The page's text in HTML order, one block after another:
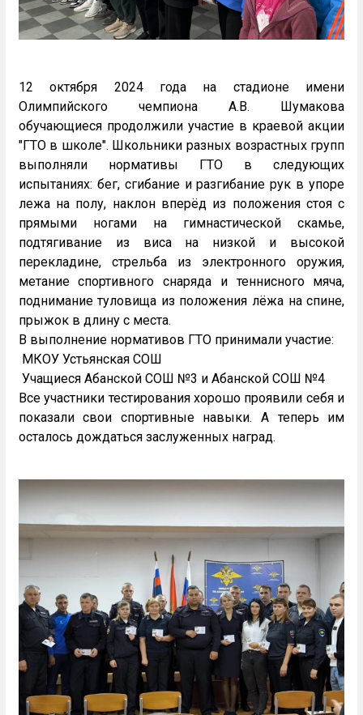
12 октября 2024 года на стадионе имени
Олимпийского чемпиона А.В. Шумакова
обучающиеся продолжили участие в краевой акции
"ГТО в школе". Школьники разных возрастных групп
выполняли нормативы ГТО в следующих
испытаниях: бег, сгибание и разгибание рук в упоре
лежа на полу, наклон вперёд из положения стоя с
прямыми ногами на гимнастической скамье,
подтягивание из виса на низкой и высокой
перекладине, стрельба из электронного оружия,
метание спортивного снаряда и теннисного мяча,
поднимание туловища из положения лёжа на спине,
прыжок в длину с места.
В выполнение нормативов ГТО принимали участие:
МКОУ Устьянская СОШ
Учащиеся Абанской СОШ №3 и Абанской СОШ №4
Все участники тестирования хорошо проявили себя и
показали свои спортивные навыки. А теперь им
осталось дождаться заслуженных наград.